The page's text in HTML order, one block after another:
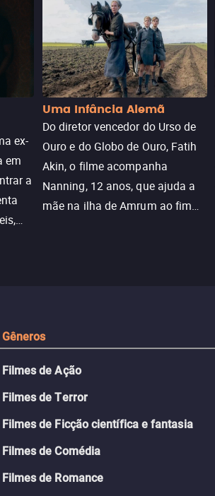
ex-
em
a
Uma Infância Alemã
Do diretor vencedor do Urso de
Ouro e do Globo de Ouro, Fatih
Akin, o filme acompanha
Nanning, 12 anos, que ajuda a
mãe na ilha de Amrum ao fim
Gêneros
Filmes de Ação
Filmes de Terror
Filmes de Ficção científica e fantasia
Filmes de Comédia
Filmes de Romance